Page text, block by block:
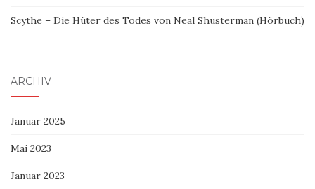
Scythe – Die Hüter des Todes von Neal Shusterman (Hörbuch)
ARCHIV
Januar 2025
Mai 2023
Januar 2023